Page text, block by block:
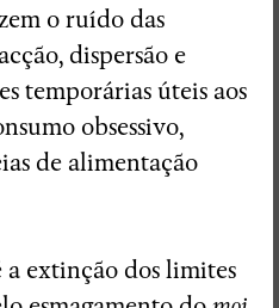
o ruído das
dispersão e
temporárias úteis aos
obsessivo,
de alimentação
extinção dos limites